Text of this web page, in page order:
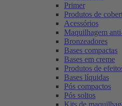
Primer
Produtos de
Acessórios
Maquilhagem
Bronzeadores
Bases compactas
Bases em creme
Produtos de
Bases líquidas
Pós compactos
Pós soltos
Kits de